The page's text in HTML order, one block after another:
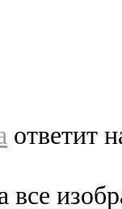
ответит